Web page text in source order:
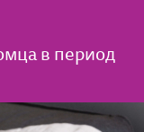
в период